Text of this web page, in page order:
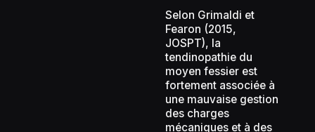
Selon Grimaldi et
Fearon (2015,
JOSPT), la
tendinopathie du
moyen fessier est
fortement associée à
une mauvaise gestion
des charges
mécaniques et à des